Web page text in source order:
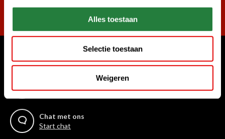
Alles toestaan
Selectie toestaan
Weigeren
Abonneer
Waar kunnen we u mee helpen?
+31 85 06 02 099
Chat met ons
Start chat